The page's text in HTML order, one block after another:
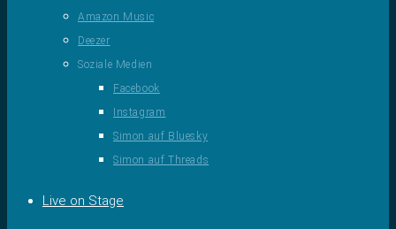
Amazon Music
Deezer
Soziale Medien
Facebook
Instagram
Simon auf Bluesky
Simon auf Threads
Live on Stage